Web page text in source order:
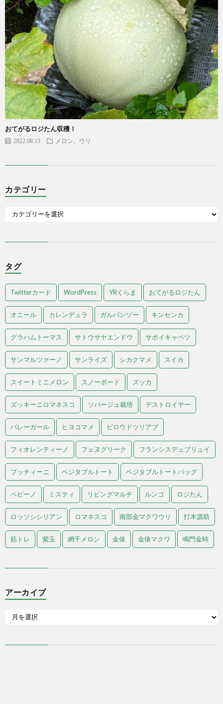
おてがるロジたん収穫！
2022.08.13 メロン、ウリ
カテゴリー
タグ
Twitterカード WordPress YRくらま おてがるロジたん
オニール カレンデュラ ガルバンゾー キンセンカ
グラハムトーマス サトウサヤエンドウ サボイキャベツ
サンマルツァーノ サンライズ シカクマメ スイカ
スイートミニメロン スノーボード ズッカ
ズッキーニロマネスコ ソバージュ栽培 デストロイヤー
バレーガール ヒヨコマメ ビロウドツリアブ
フィオレンティーノ フェヌグリーク フランシスデュブリュイ
プッチィーニ ベジタブルトート ベジタブルトートバッグ
ペピーノ ミスティ リビングマルチ ルンゴ ロジたん
ロッソシシリアン ロマネスコ 南部金マクワウリ 打木源助
筋トレ 紫玉 網干メロン 金俵 金俵マクワ 鳴門金時
アーカイブ